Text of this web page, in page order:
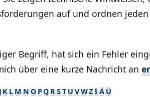
auf und ordnen
Begriff, hat sich ein Fehler
über eine kurze Nachricht an
J K L M N O PQ RST U VWZ§Ä Ü